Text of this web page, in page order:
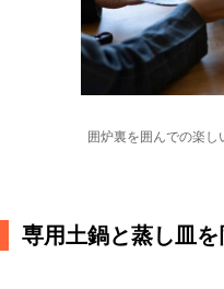
囲炉裏を囲んでの楽
専用土鍋と蒸し皿